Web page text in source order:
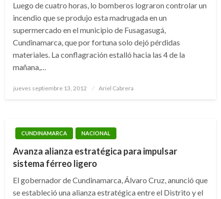
Luego de cuatro horas, lo bomberos lograron controlar un
incendio que se produjo esta madrugada en un
supermercado en el municipio de Fusagasugá,
Cundinamarca, que por fortuna solo dejó pérdidas
materiales. La conflagración estalló hacia las 4 de la
mañana,…
Publicado
jueves septiembre 13, 2012 Ariel Cabrera
CUNDINAMARCA NACIONAL
Avanza alianza estratégica para impulsar
sistema férreo ligero
El gobernador de Cundinamarca, Álvaro Cruz, anunció que
se estableció una alianza estratégica entre el Distrito y el